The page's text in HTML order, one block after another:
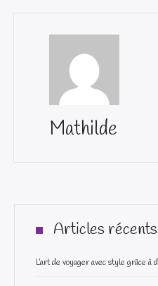
Mathilde
Articles récents
L’art de voyager avec style grâce à